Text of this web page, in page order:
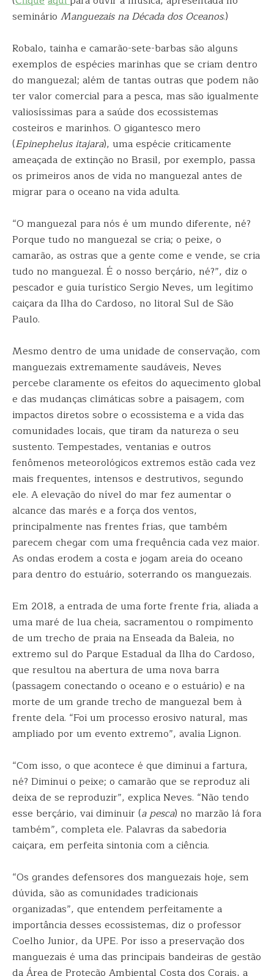
seminário Manguezais na Década dos Oceanos.)
Robalo, tainha e camarão-sete-barbas são alguns
exemplos de espécies marinhas que se criam dentro
do manguezal; além de tantas outras que podem não
ter valor comercial para a pesca, mas são igualmente
valiosíssimas para a saúde dos ecossistemas
costeiros e marinhos. O gigantesco mero
(Epinephelus itajara), uma espécie criticamente
ameaçada de extinção no Brasil, por exemplo, passa
os primeiros anos de vida no manguezal antes de
migrar para o oceano na vida adulta.
“O manguezal para nós é um mundo diferente, né?
Porque tudo no manguezal se cria; o peixe, o
camarão, as ostras que a gente come e vende, se cria
tudo no manguezal. É o nosso berçário, né?”, diz o
pescador e guia turístico Sergio Neves, um legítimo
caiçara da Ilha do Cardoso, no litoral Sul de São
Paulo.
Mesmo dentro de uma unidade de conservação, com
manguezais extremamente saudáveis, Neves
percebe claramente os efeitos do aquecimento global
e das mudanças climáticas sobre a paisagem, com
impactos diretos sobre o ecossistema e a vida das
comunidades locais, que tiram da natureza o seu
sustento. Tempestades, ventanias e outros
fenômenos meteorológicos extremos estão cada vez
mais frequentes, intensos e destrutivos, segundo
ele. A elevação do nível do mar fez aumentar o
alcance das marés e a força dos ventos,
principalmente nas frentes frias, que também
parecem chegar com uma frequência cada vez maior.
As ondas erodem a costa e jogam areia do oceano
para dentro do estuário, soterrando os manguezais.
Em 2018, a entrada de uma forte frente fria, aliada a
uma maré de lua cheia, sacramentou o rompimento
de um trecho de praia na Enseada da Baleia, no
extremo sul do Parque Estadual da Ilha do Cardoso,
que resultou na abertura de uma nova barra
(passagem conectando o oceano e o estuário) e na
morte de um grande trecho de manguezal bem à
frente dela. “Foi um processo erosivo natural, mas
ampliado por um evento extremo”, avalia Lignon.
“Com isso, o que acontece é que diminui a fartura,
né? Diminui o peixe; o camarão que se reproduz ali
deixa de se reproduzir”, explica Neves. “Não tendo
esse berçário, vai diminuir (a pesca) no marzão lá fora
também”, completa ele. Palavras da sabedoria
caiçara, em perfeita sintonia com a ciência.
“Os grandes defensores dos manguezais hoje, sem
dúvida, são as comunidades tradicionais
organizadas”, que entendem perfeitamente a
importância desses ecossistemas, diz o professor
Coelho Junior, da UPE. Por isso a preservação dos
manguezais é uma das principais bandeiras de gestão